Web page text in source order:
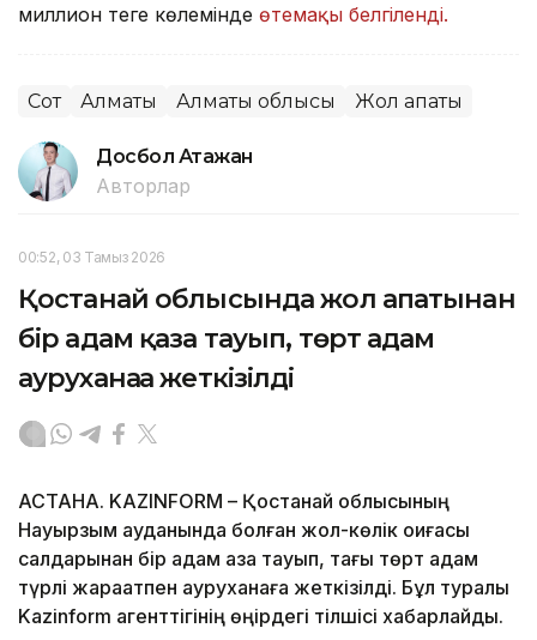
миллион теңге көлемінде өтемақы белгіленді.
Сот Алматы Алматы облысы Жол апаты
Досбол Атажан
Авторлар
00:52, 03 Тамыз 2026
Қостанай облысында жол апатынан
бір адам қаза тауып, төрт адам
ауруханаға жеткізілді
АСТАНА. KAZINFORM – Қостанай облысының
Науырзым ауданында болған жол-көлік оқиғасы
салдарынан бір адам қаза тауып, тағы төрт адам
түрлі жарақатпен ауруханаға жеткізілді. Бұл туралы
Kazinform агенттігінің өңірдегі тілшісі хабарлайды.